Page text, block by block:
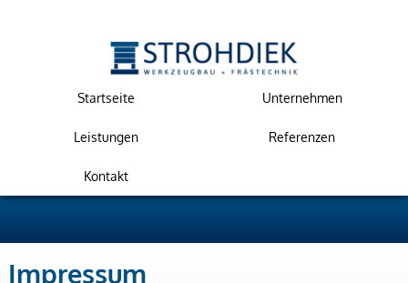
Startseite Unternehmen
Leistungen Referenzen
Kontakt
Impressum